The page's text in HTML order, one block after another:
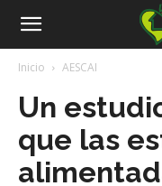
Aescai
Inicio AESCAI
Un
que las